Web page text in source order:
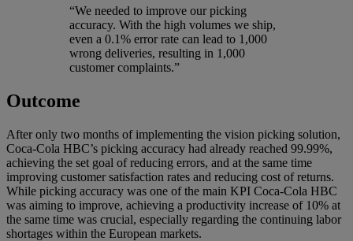
“We needed to improve our picking
accuracy. With the high volumes we ship,
even a 0.1% error rate can lead to 1,000
wrong deliveries, resulting in 1,000
customer complaints.”
Outcome
After only two months of implementing the vision picking solution,
Coca-Cola HBC’s picking accuracy had already reached 99.99%,
achieving the set goal of reducing errors, and at the same time
improving customer satisfaction rates and reducing cost of returns.
While picking accuracy was one of the main KPI Coca-Cola HBC
was aiming to improve, achieving a productivity increase of 10% at
the same time was crucial, especially regarding the continuing labor
shortages within the European markets.